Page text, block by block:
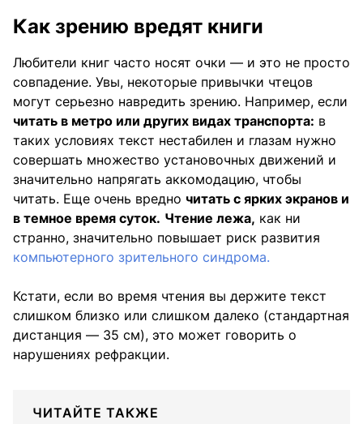
Как зрению вредят книги
Любители книг часто носят очки — и это не просто
совпадение. Увы, некоторые привычки чтецов
могут серьезно навредить зрению. Например, если
читать в метро или других видах транспорта: в
таких условиях текст нестабилен и глазам нужно
совершать множество установочных движений и
значительно напрягать аккомодацию, чтобы
читать. Еще очень вредно читать с ярких экранов и
в темное время суток. Чтение лежа, как ни
странно, значительно повышает риск развития
компьютерного зрительного синдрома.
Кстати, если во время чтения вы держите текст
слишком близко или слишком далеко (стандартная
дистанция — 35 см), это может говорить о
нарушениях рефракции.
ЧИТАЙТЕ ТАКЖЕ